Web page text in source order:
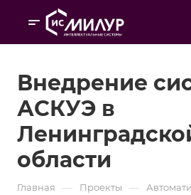
Внедрение
АСКУЭ в
области
Главная — Проекты —